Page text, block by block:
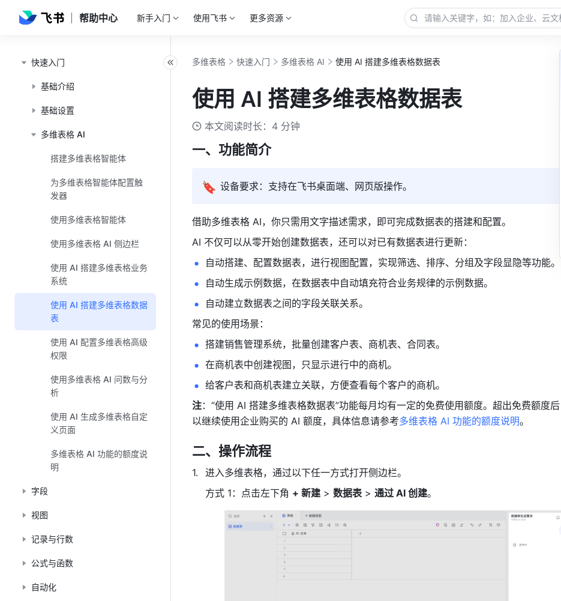
帮助中心 新手入门 使用飞书 更多资源
快速入门
基础介绍
基础设置
多维表格 AI
搭建多维表格智能体
为多维表格智能体配置触
发器
使用多维表格智能体
使用多维表格 AI 侧边栏
使用 AI 搭建多维表格业务
系统
使用 AI 搭建多维表格数据
表
使用 AI 配置多维表格高级
权限
使用多维表格 AI 问数与分
析
使用 AI 生成多维表格自定
义页面
多维表格 AI 功能的额度说
明
字段
视图
记录与行数
公式与函数
自动化
多维表格 快速入门 多维表格 AI 使用 AI 搭建多维表格数据表
使用 AI 搭建多维表格数据表
本文阅读时长：4 分钟
一、功能简介
🔖 设备要求：支持在飞书桌面端、网页版操作。
借助多维表格 AI，你只需用文字描述需求，即可完成数据表的搭建和配置。
AI 不仅可以从零开始创建数据表，还可以对已有数据表进行更新：
自动搭建、配置数据表，进行视图配置，实现筛选、排序、分组及字段显隐等功能。
自动生成示例数据，在数据表中自动填充符合业务规律的示例数据。
自动建立数据表之间的字段关联关系。
常见的使用场景：
搭建销售管理系统，批量创建客户表、商机表、合同表。
在商机表中创建视图，只显示进行中的商机。
给客户表和商机表建立关联，方便查看每个客户的商机。
注：“使用 AI 搭建多维表格数据表”功能每月均有一定的免费使用额度。超出免费额度
以继续使用企业购买的 AI 额度，具体信息请参考多维表格 AI 功能的额度说明。
二、操作流程
进入多维表格，通过以下任一方式打开侧边栏。
方式 1：点击左下角 + 新建 > 数据表 > 通过 AI 创建。